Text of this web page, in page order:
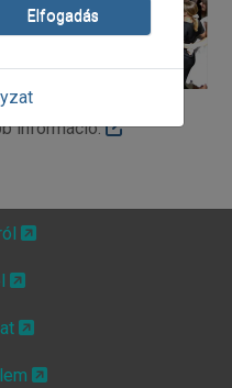
információ:
Elfogadás